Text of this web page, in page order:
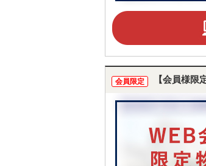
会員限定 【会員様限